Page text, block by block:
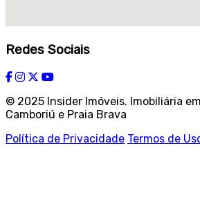
Redes Sociais
© 2025 Insider Imóveis. Imobiliária
Camboriú e Praia Brava
Política de Privacidade Termos de